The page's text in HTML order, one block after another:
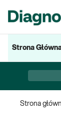
Strona
Strona